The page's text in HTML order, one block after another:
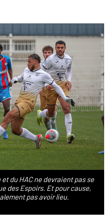
du HAC ne devraient pas se
des Espoirs. Et pour cause,
pas avoir lieu.